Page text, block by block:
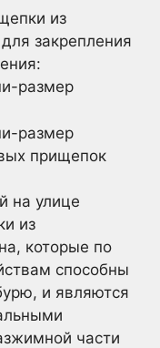
из
закрепления
размер
размер
прищепок
на улице
из
которые по
способны
и являются
части